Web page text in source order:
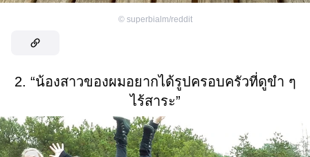
© superbialm/reddit
2. “น้องสาวของผมอยากได้รูปครอบครัวที่ดูขำ ๆ
ไร้สาระ”